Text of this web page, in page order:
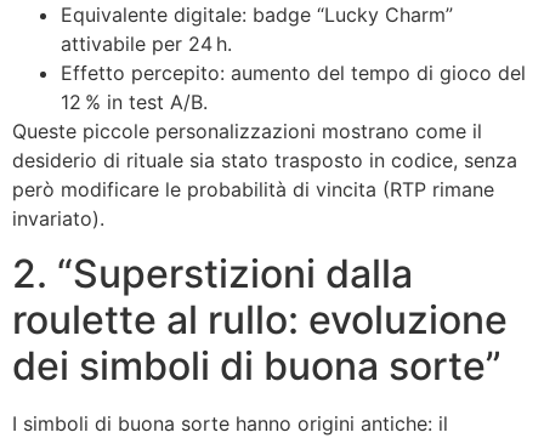
Equivalente digitale: badge “Lucky Charm”
attivabile per 24 h.
Effetto percepito: aumento del tempo di gioco del
12 % in test A/B.
Queste piccole personalizzazioni mostrano come il
desiderio di rituale sia stato trasposto in codice, senza
però modificare le probabilità di vincita (RTP rimane
invariato).
2. “Superstizioni dalla
roulette al rullo: evoluzione
dei simboli di buona sorte”
I simboli di buona sorte hanno origini antiche: il